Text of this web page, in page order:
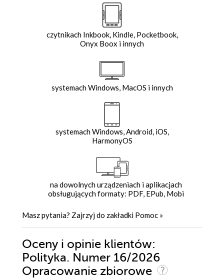
czytnikach Inkbook, Kindle, Pocketbook,
Onyx Boox i innych
systemach Windows, MacOS i innych
systemach Windows, Android, iOS,
HarmonyOS
na dowolnych urządzeniach i aplikacjach
obsługujących formaty: PDF, EPub, Mobi
Masz pytania? Zajrzyj do zakładki Pomoc »
Oceny i opinie klientów:
Polityka. Numer 16/2026
Opracowanie zbiorowe